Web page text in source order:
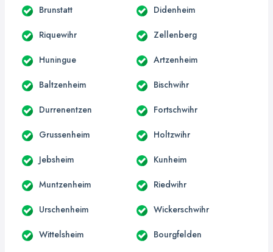
Brunstatt Didenheim
Riquewihr Zellenberg
Huningue Artzenheim
Baltzenheim Bischwihr
Durrenentzen Fortschwihr
Grussenheim Holtzwihr
Jebsheim Kunheim
Muntzenheim Riedwihr
Urschenheim Wickerschwihr
Wittelsheim Bourgfelden